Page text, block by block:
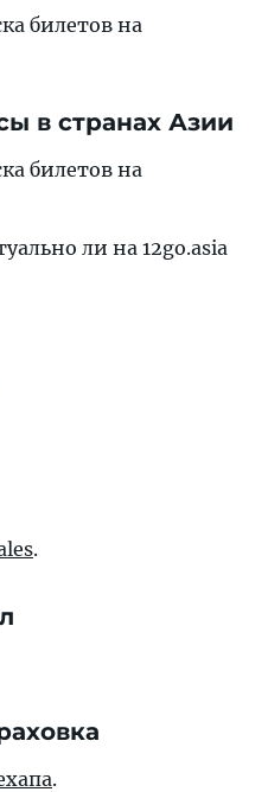
билетов на
в странах Азии
билетов на
ли на 12go.asia
.
.